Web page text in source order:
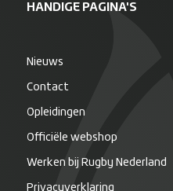
HANDIGE PAGINA'S
Nieuws
Contact
Opleidingen
Officiële webshop
Werken bij Rugby Nederland
Privacyverklaring